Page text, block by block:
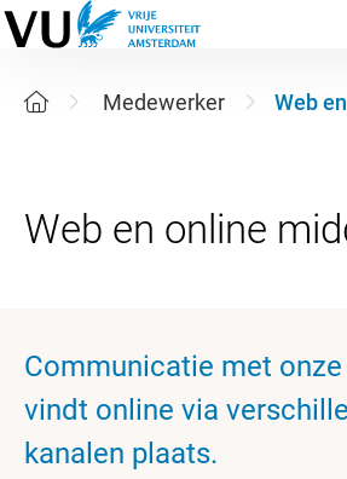
Medewerker Web
Communicatie met
vindt online via
kanalen plaats.